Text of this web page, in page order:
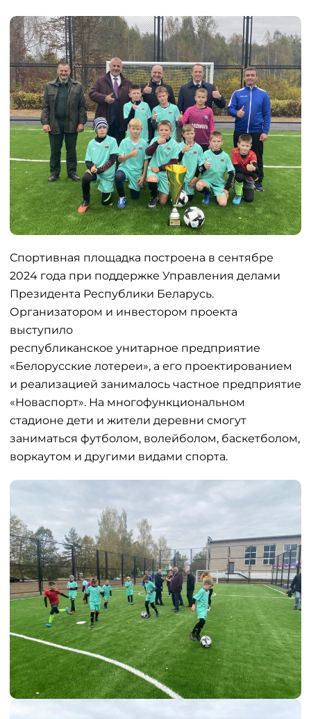
Спортивная площадка построена в сентябре
2024 года при поддержке Управления делами
Президента Республики Беларусь.
Организатором и инвестором проекта
выступило
республиканское унитарное предприятие
«Белорусские лотереи», а его проектированием
и реализацией занималось частное предприятие
«Новаспорт». На многофункциональном
стадионе дети и жители деревни смогут
заниматься футболом, волейболом, баскетболом,
воркаутом и другими видами спорта.